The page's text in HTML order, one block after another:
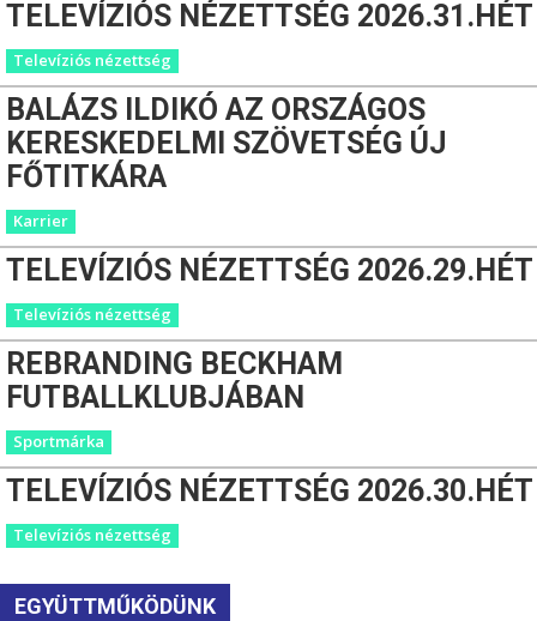
TELEVÍZIÓS NÉZETTSÉG 2026.31.HÉT
Televíziós nézettség
BALÁZS ILDIKÓ AZ ORSZÁGOS
KERESKEDELMI SZÖVETSÉG ÚJ
FŐTITKÁRA
Karrier
TELEVÍZIÓS NÉZETTSÉG 2026.29.HÉT
Televíziós nézettség
REBRANDING BECKHAM
FUTBALLKLUBJÁBAN
Sportmárka
TELEVÍZIÓS NÉZETTSÉG 2026.30.HÉT
Televíziós nézettség
EGYÜTTMŰKÖDÜNK